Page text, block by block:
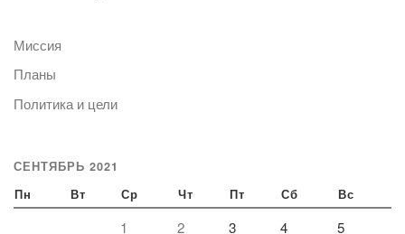
Миссия
Планы
Политика и цели
СЕНТЯБРЬ 2021
Пн Вт Ср Чт Пт Сб Вс
1 2 3 4 5